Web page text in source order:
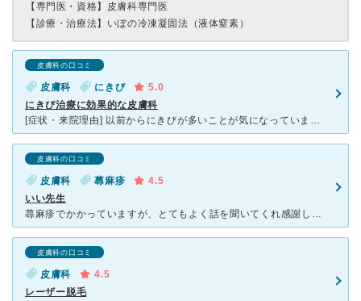
【専門医・資格】 皮膚科専門医
【診療・治療法】 いぼの冷凍凝固法（液体窒素）
皮膚科の口コミ
皮膚科 にきび
5.0
にきび治療に効果的な皮膚科
[症状・来院理由] 以前からにきびが多いことが気になっていました。知人からにきび治療のため皮膚科に行ったという話を聞き、通院しました。にきびは、顔全体に大きめのものがぽつぽつとありました。 [医師
皮膚科の口コミ
皮膚科 蕁麻疹
4.5
いい先生
蕁麻疹でかかっていますが、とてもよく話を聞いてくれ感謝しております。蕁麻疹は昨年の秋から発症し、半年後良くなったもののまたこの時期に再発してしまいました。しかし、薬を飲み落ち着き、だんだんお陰様でよく
皮膚科の口コミ
皮膚科
4.5
レーザー脱毛